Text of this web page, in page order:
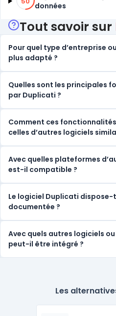
données
Tout savoir sur
Pour quel type d’entreprise
plus adapté ?
Quelles sont les principales
par Duplicati ?
Comment ces
celles d’autres logiciels
Avec quelles plateformes
est-il compatible ?
Le logiciel Duplicati dispose-
documentée ?
Avec quels autres logiciels
peut-il être intégré ?
Les